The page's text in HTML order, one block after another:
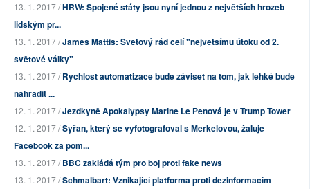
13. 1. 2017 /HRW: Spojené státy jsou nyní jednou z největších hrozeb
lidským pr...
13. 1. 2017 /James Mattis: Světový řád čelí "největšímu útoku od 2.
světové války"
13. 1. 2017 /Rychlost automatizace bude záviset na tom, jak lehké bude
nahradit ...
12. 1. 2017 /Jezdkyně Apokalypsy Marine Le Penová je v Trump Tower
12. 1. 2017 /Syřan, který se vyfotografoval s Merkelovou, žaluje
Facebook za pom...
13. 1. 2017 /BBC zakládá tým pro boj proti fake news
13. 1. 2017 /Schmalbart: Vznikající platforma proti dezinformacím